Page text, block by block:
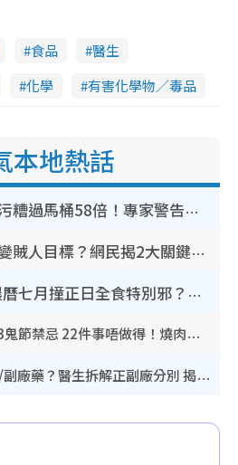
食品
醫生
化學 有害化學物／毒品
本地熱話
行李清潔｜車轆污糟過馬桶58倍！專家警告忌用酒精抹 教1招免污手除菌
裝修拆鐵閘隨時變賊人目標？網民揭2大關鍵用途：裝新式等於白裝？附新舊鐵閘分別
鬼門開2026｜農曆七月撞正日全食特別邪？專家警告切忌做一事！揭4大禁忌+2招保平安
鬼門開2026｜8.13鬼節禁忌 22件事唔做得！燒肉、刺身要少食？半夜勿吹口哨/打呢個電話
網傳公院改用內地/副廠藥？醫生拆解正副廠分別 揭4類人換藥隨時出事